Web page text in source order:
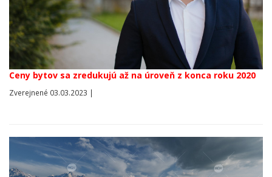
Ceny bytov sa zredukujú až na úroveň z konca roku 2020
Zverejnené 03.03.2023 |